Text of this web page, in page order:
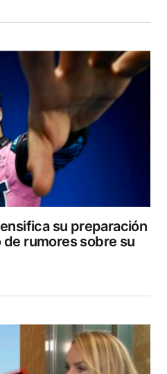
su preparación
rumores sobre su